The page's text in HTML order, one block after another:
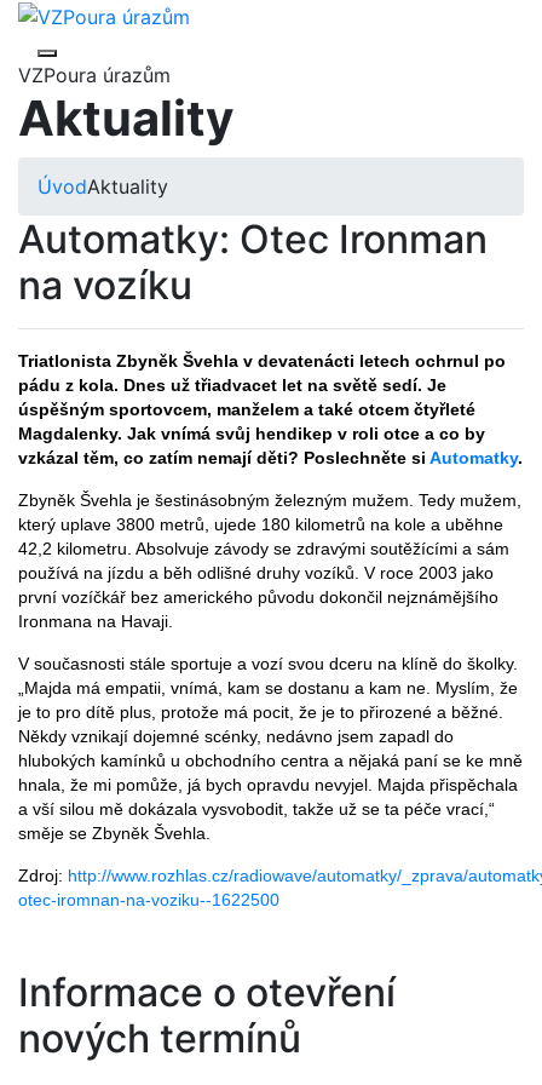
VZPoura úrazům
Aktuality
ÚvodAktuality
Automatky: Otec Ironman
na vozíku
Triatlonista Zbyněk Švehla v devatenácti letech ochrnul po
pádu z kola. Dnes už třiadvacet let na světě sedí. Je
úspěšným sportovcem, manželem a také otcem čtyřleté
Magdalenky. Jak vnímá svůj hendikep v roli otce a co by
vzkázal těm, co zatím nemají děti? Poslechněte si Automatky.
Zbyněk Švehla je šestinásobným železným mužem. Tedy mužem,
který uplave 3800 metrů, ujede 180 kilometrů na kole a uběhne
42,2 kilometru. Absolvuje závody se zdravými soutěžícími a sám
používá na jízdu a běh odlišné druhy vozíků. V roce 2003 jako
první vozíčkář bez amerického původu dokončil nejznámějšího
Ironmana na Havaji.
V současnosti stále sportuje a vozí svou dceru na klíně do školky.
„Majda má empatii, vnímá, kam se dostanu a kam ne. Myslím, že
je to pro dítě plus, protože má pocit, že je to přirozené a běžné.
Někdy vznikají dojemné scénky, nedávno jsem zapadl do
hlubokých kamínků u obchodního centra a nějaká paní se ke mně
hnala, že mi pomůže, já bych opravdu nevyjel. Majda přispěchala
a vší silou mě dokázala vysvobodit, takže už se ta péče vrací,“
směje se Zbyněk Švehla.
Zdroj: http://www.rozhlas.cz/radiowave/automatky/_zprava/
otec-iromnan-na-voziku--1622500
Informace o otevření
nových termínů